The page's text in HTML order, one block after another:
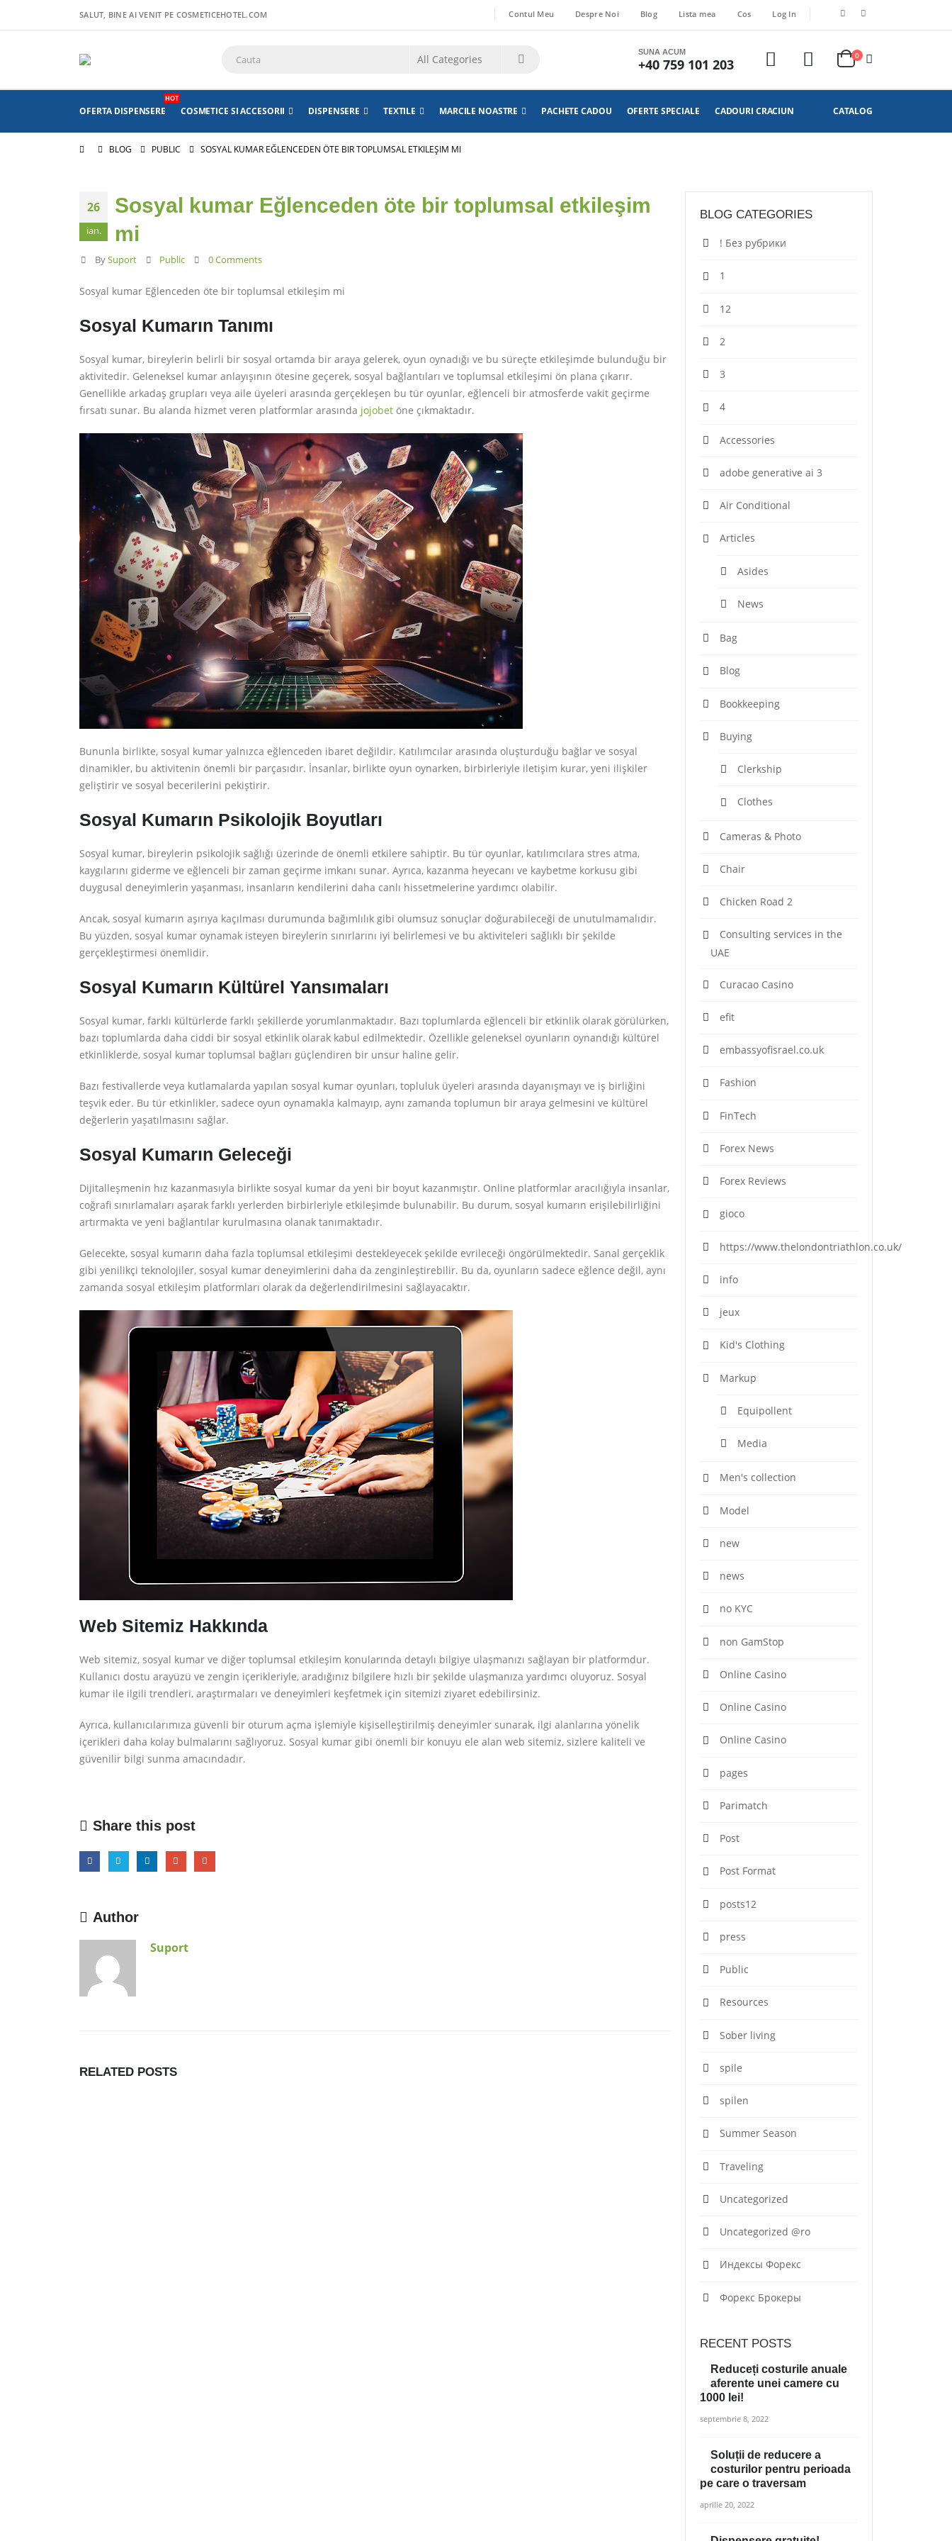
SALUT, BINE AI VENIT PE COSMETICEHOTEL.COM Contul Meu Despre Noi Blog Lista mea Cos Log In
SUNA ACUM
+40 759 101 203
0
OFERTA DISPENSERE
HOT
COSMETICE SI ACCESORII DISPENSERE TEXTILE MARCILE NOASTRE PACHETE CADOU OFERTE SPECIALE CADOURI CRACIUN CATALOG
BLOG PUBLIC SOSYAL KUMAR EĞLENCEDEN ÖTE BIR TOPLUMSAL ETKILEŞIM MI
26
ian.
Sosyal kumar Eğlenceden öte bir toplumsal etkileşim
mi
By Suport Public 0 Comments
Sosyal kumar Eğlenceden öte bir toplumsal etkileşim mi
Sosyal Kumarın Tanımı
Sosyal kumar, bireylerin belirli bir sosyal ortamda bir araya gelerek, oyun oynadığı ve bu süreçte etkileşimde bulunduğu bir
aktivitedir. Geleneksel kumar anlayışının ötesine geçerek, sosyal bağlantıları ve toplumsal etkileşimi ön plana çıkarır.
Genellikle arkadaş grupları veya aile üyeleri arasında gerçekleşen bu tür oyunlar, eğlenceli bir atmosferde vakit geçirme
fırsatı sunar. Bu alanda hizmet veren platformlar arasında jojobet öne çıkmaktadır.
Bununla birlikte, sosyal kumar yalnızca eğlenceden ibaret değildir. Katılımcılar arasında oluşturduğu bağlar ve sosyal
dinamikler, bu aktivitenin önemli bir parçasıdır. İnsanlar, birlikte oyun oynarken, birbirleriyle iletişim kurar, yeni ilişkiler
geliştirir ve sosyal becerilerini pekiştirir.
Sosyal Kumarın Psikolojik Boyutları
Sosyal kumar, bireylerin psikolojik sağlığı üzerinde de önemli etkilere sahiptir. Bu tür oyunlar, katılımcılara stres atma,
kaygılarını giderme ve eğlenceli bir zaman geçirme imkanı sunar. Ayrıca, kazanma heyecanı ve kaybetme korkusu gibi
duygusal deneyimlerin yaşanması, insanların kendilerini daha canlı hissetmelerine yardımcı olabilir.
Ancak, sosyal kumarın aşırıya kaçılması durumunda bağımlılık gibi olumsuz sonuçlar doğurabileceği de unutulmamalıdır.
Bu yüzden, sosyal kumar oynamak isteyen bireylerin sınırlarını iyi belirlemesi ve bu aktiviteleri sağlıklı bir şekilde
gerçekleştirmesi önemlidir.
Sosyal Kumarın Kültürel Yansımaları
Sosyal kumar, farklı kültürlerde farklı şekillerde yorumlanmaktadır. Bazı toplumlarda eğlenceli bir etkinlik olarak görülürken,
bazı toplumlarda daha ciddi bir sosyal etkinlik olarak kabul edilmektedir. Özellikle geleneksel oyunların oynandığı kültürel
etkinliklerde, sosyal kumar toplumsal bağları güçlendiren bir unsur haline gelir.
Bazı festivallerde veya kutlamalarda yapılan sosyal kumar oyunları, topluluk üyeleri arasında dayanışmayı ve iş birliğini
teşvik eder. Bu tür etkinlikler, sadece oyun oynamakla kalmayıp, aynı zamanda toplumun bir araya gelmesini ve kültürel
değerlerin yaşatılmasını sağlar.
Sosyal Kumarın Geleceği
Dijitalleşmenin hız kazanmasıyla birlikte sosyal kumar da yeni bir boyut kazanmıştır. Online platformlar aracılığıyla insanlar,
coğrafi sınırlamaları aşarak farklı yerlerden birbirleriyle etkileşimde bulunabilir. Bu durum, sosyal kumarın erişilebilirliğini
artırmakta ve yeni bağlantılar kurulmasına olanak tanımaktadır.
Gelecekte, sosyal kumarın daha fazla toplumsal etkileşimi destekleyecek şekilde evrileceği öngörülmektedir. Sanal gerçeklik
gibi yenilikçi teknolojiler, sosyal kumar deneyimlerini daha da zenginleştirebilir. Bu da, oyunların sadece eğlence değil, aynı
zamanda sosyal etkileşim platformları olarak da değerlendirilmesini sağlayacaktır.
Web Sitemiz Hakkında
Web sitemiz, sosyal kumar ve diğer toplumsal etkileşim konularında detaylı bilgiye ulaşmanızı sağlayan bir platformdur.
Kullanıcı dostu arayüzü ve zengin içerikleriyle, aradığınız bilgilere hızlı bir şekilde ulaşmanıza yardımcı oluyoruz. Sosyal
kumar ile ilgili trendleri, araştırmaları ve deneyimleri keşfetmek için sitemizi ziyaret edebilirsiniz.
Ayrıca, kullanıcılarımıza güvenli bir oturum açma işlemiyle kişiselleştirilmiş deneyimler sunarak, ilgi alanlarına yönelik
içerikleri daha kolay bulmalarını sağlıyoruz. Sosyal kumar gibi önemli bir konuyu ele alan web sitemiz, sizlere kaliteli ve
güvenilir bilgi sunma amacındadır.
Share this post
Author
Suport
RELATED POSTS
BLOG CATEGORIES
! Без рубрики
1
12
2
3
4
Accessories
adobe generative ai 3
Air Conditional
Articles
Asides
News
Bag
Blog
Bookkeeping
Buying
Clerkship
Clothes
Cameras & Photo
Chair
Chicken Road 2
Consulting services in the
UAE
Curacao Casino
efit
embassyofisrael.co.uk
Fashion
FinTech
Forex News
Forex Reviews
gioco
https://www.thelondontriathlon.co.uk/
info
jeux
Kid's Clothing
Markup
Equipollent
Media
Men's collection
Model
new
news
no KYC
non GamStop
Online Casino
Online Casino
Online Casino
pages
Parimatch
Post
Post Format
posts12
press
Public
Resources
Sober living
spile
spilen
Summer Season
Traveling
Uncategorized
Uncategorized @ro
Индексы Форекс
Форекс Брокеры
RECENT POSTS
Reduceți costurile anuale
aferente unei camere cu
1000 lei!
septembrie 8, 2022
Soluții de reducere a
costurilor pentru perioada
pe care o traversam
aprilie 20, 2022